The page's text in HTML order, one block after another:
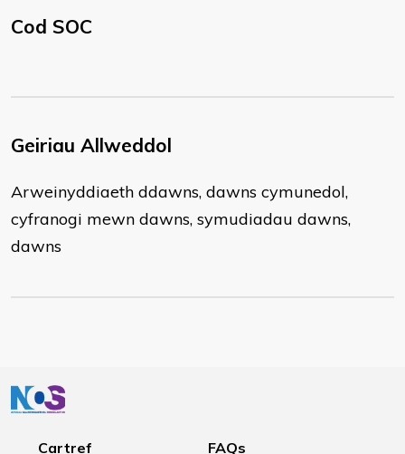
Cod SOC
Geiriau Allweddol
Arweinyddiaeth ddawns, dawns cymunedol,
cyfranogi mewn dawns, symudiadau dawns,
dawns
Cartref FAQs